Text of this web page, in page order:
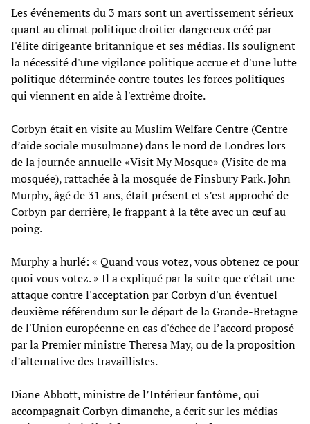
Les événements du 3 mars sont un avertissement sérieux
quant au climat politique droitier dangereux créé par
l'élite dirigeante britannique et ses médias. Ils soulignent
la nécessité d'une vigilance politique accrue et d'une lutte
politique déterminée contre toutes les forces politiques
qui viennent en aide à l'extrême droite.
Corbyn était en visite au Muslim Welfare Centre (Centre
d’aide sociale musulmane) dans le nord de Londres lors
de la journée annuelle «Visit My Mosque» (Visite de ma
mosquée), rattachée à la mosquée de Finsbury Park. John
Murphy, âgé de 31 ans, était présent et s’est approché de
Corbyn par derrière, le frappant à la tête avec un œuf au
poing.
Murphy a hurlé: « Quand vous votez, vous obtenez ce pour
quoi vous votez. » Il a expliqué par la suite que c'était une
attaque contre l'acceptation par Corbyn d'un éventuel
deuxième référendum sur le départ de la Grande-Bretagne
de l'Union européenne en cas d'échec de l’accord proposé
par la Premier ministre Theresa May, ou de la proposition
d’alternative des travaillistes.
Diane Abbott, ministre de l’Intérieur fantôme, qui
accompagnait Corbyn dimanche, a écrit sur les médias